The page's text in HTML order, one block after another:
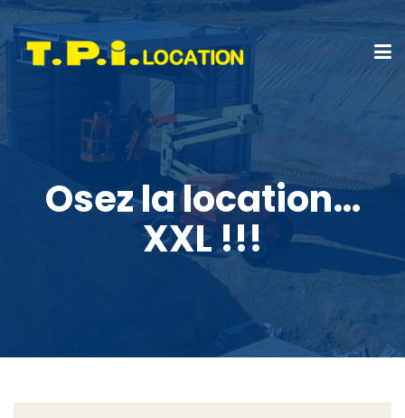
Osez la location…
XXL !!!